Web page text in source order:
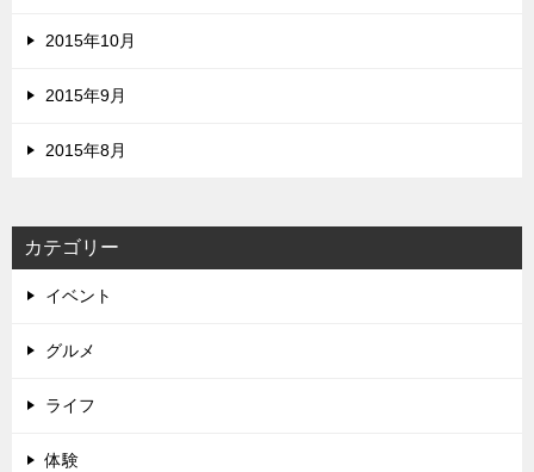
2015年10月
2015年9月
2015年8月
カテゴリー
イベント
グルメ
ライフ
体験